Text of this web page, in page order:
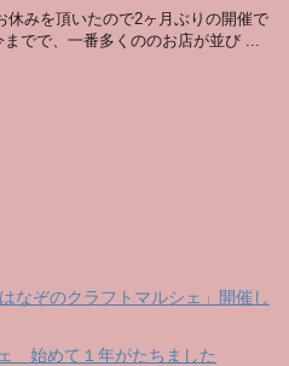
休みを頂いたので2ヶ月ぶりの開催で
でで、一番多くののお店が並び ...
なぞのクラフトマルシェ」開催し
始めて１年がたちました